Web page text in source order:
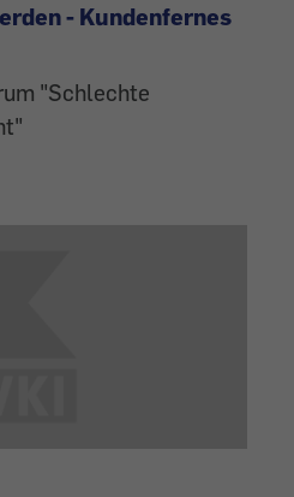
- Kundenfernes
"Schlechte